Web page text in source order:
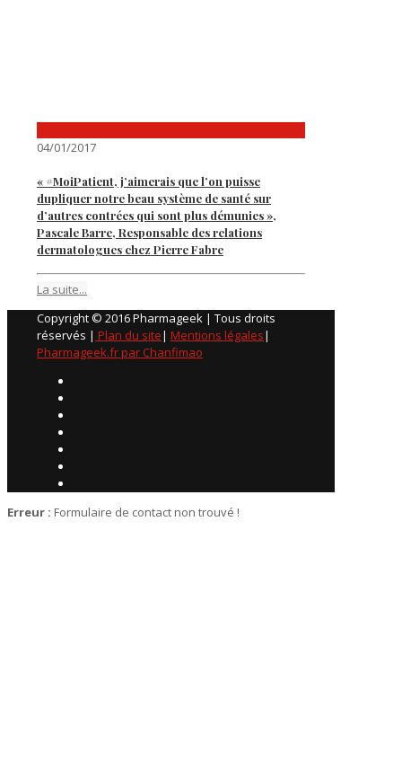
04/01/2017
« #MoiPatient, j’aimerais que l’on puisse
dupliquer notre beau système de santé sur
d’autres contrées qui sont plus démunies »,
Pascale Barre, Responsable des relations
dermatologues chez Pierre Fabre
La suite...
Copyright © 2016 Pharmageek | Tous droits
réservés | Plan du site| Mentions légales|
Pharmageek.fr par Chanfimao
Erreur : Formulaire de contact non trouvé !